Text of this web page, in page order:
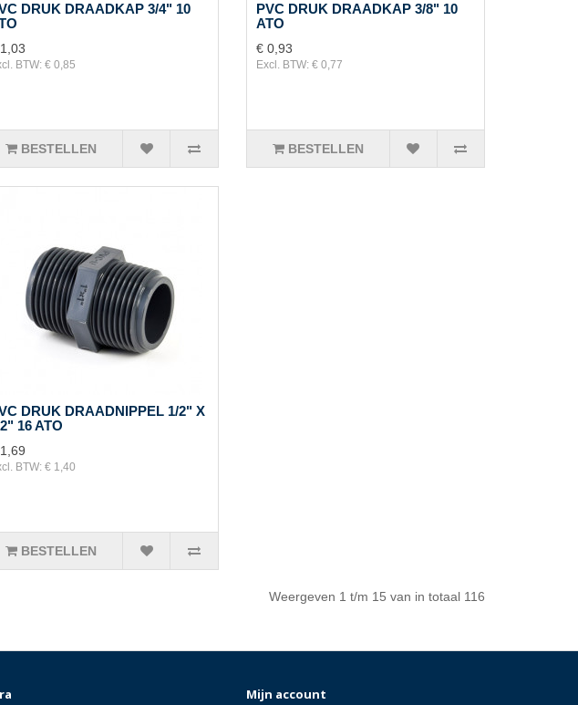
DRUK DRAADKAP 3/4" 10
BTW: € 0,85
BESTELLEN
PVC DRUK DRAADKAP 3/8" 10
ATO
€ 0,93
Excl. BTW: € 0,77
BESTELLEN
DRUK DRAADNIPPEL 1/2" X
16 ATO
BTW: € 1,40
BESTELLEN
Weergeven 1 t/m 15 van in totaal 116
Mijn account